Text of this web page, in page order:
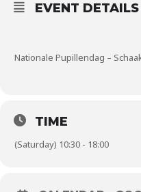
EVENT DETAILS
Nationale Pupillendag –
TIME
(Saturday) 10:30 - 18:00